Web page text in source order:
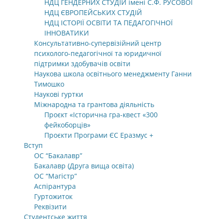
НДЦ ГЕНДЕРНИХ СТУДІЙ імені С.Ф. РУСОВОЇ
НДЦ ЄВРОПЕЙСЬКИХ СТУДІЙ
НДЦ ІСТОРІЇ ОСВІТИ ТА ПЕДАГОГІЧНОЇ
ІННОВАТИКИ
Консультативно-супервізійний центр
психолого-педагогічної та юридичної
підтримки здобувачів освіти
Наукова школа освітнього менеджменту Ганни
Тимошко
Наукові гуртки
Міжнародна та грантова діяльність
Проєкт «Історична гра-квест «300
фейкоборців»
Проєкти Програми ЄС Еразмус +
Вступ
ОС “Бакалавр”
Бакалавр (Друга вища освіта)
ОС “Магістр”
Аспірантура
Гуртожиток
Реквізити
Студентське життя